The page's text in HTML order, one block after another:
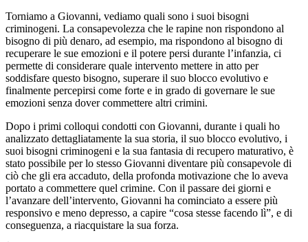
Torniamo a Giovanni, vediamo quali sono i suoi bisogni
criminogeni. La consapevolezza che le rapine non rispondono al
bisogno di più denaro, ad esempio, ma rispondono al bisogno di
recuperare le sue emozioni e il potere persi durante l’infanzia, ci
permette di considerare quale intervento mettere in atto per
soddisfare questo bisogno, superare il suo blocco evolutivo e
finalmente percepirsi come forte e in grado di governare le sue
emozioni senza dover commettere altri crimini.
Dopo i primi colloqui condotti con Giovanni, durante i quali ho
analizzato dettagliatamente la sua storia, il suo blocco evolutivo, i
suoi bisogni criminogeni e la sua fantasia di recupero maturativo, è
stato possibile per lo stesso Giovanni diventare più consapevole di
ciò che gli era accaduto, della profonda motivazione che lo aveva
portato a commettere quel crimine. Con il passare dei giorni e
l’avanzare dell’intervento, Giovanni ha cominciato a essere più
responsivo e meno depresso, a capire “cosa stesse facendo lì”, e di
conseguenza, a riacquistare la sua forza.